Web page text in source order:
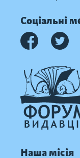
Соціальні
Наша місія